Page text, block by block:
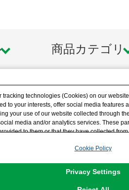
にも対応しており
能。
組み立てに際して
質上、特に関節可
分があります。
のメッキを、カッタ
立ててください。
商品カテゴリ
tracking technologies (Cookies) on our
to your interests, offer social media features
your use of our website collected through
media and/or analytics services. These
to them or that they have collected
for Strictly Necessary Cookies, please
or rejection settings at any time via
Cookie Policy
Privacy Settings